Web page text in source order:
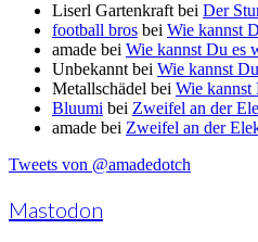
Liserl Gartenkraft bei Der
football bros bei Wie kannst
amade bei Wie kannst Du es
Unbekannt bei Wie kannst
Metallschädel bei Wie kannst
Bluumi bei Zweifel an der
amade bei Zweifel an der
Tweets von @amadedotch
Mastodon